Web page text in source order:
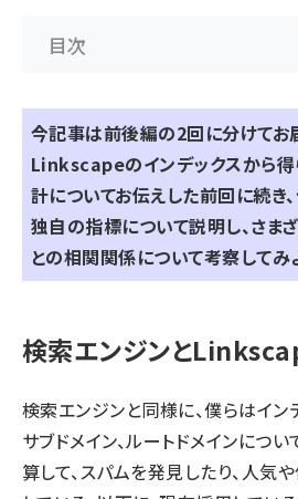
目次
今記事は前後編の2回に分けてお
Linkscapeのインデックスから得
計についてお伝えした前回に続き
独自の指標について説明し、さま
との相関関係について考察してみ
検索エンジンと
検索エンジンと同様に、僕らはイ
サブドメイン、ルートドメインにつ
算して、スパムを発見したり、人気